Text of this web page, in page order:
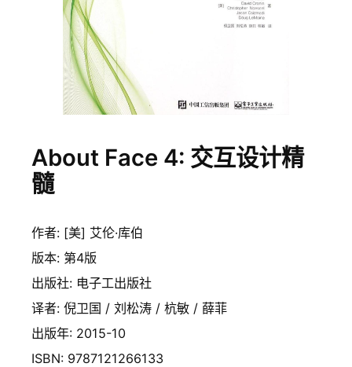
About Face 4: 交互设计精
髓
作者: [美] 艾伦·库伯
版本: 第4版
出版社: 电子工出版社
译者: 倪卫国 / 刘松涛 / 杭敏 / 薛菲
出版年: 2015-10
ISBN: 9787121266133